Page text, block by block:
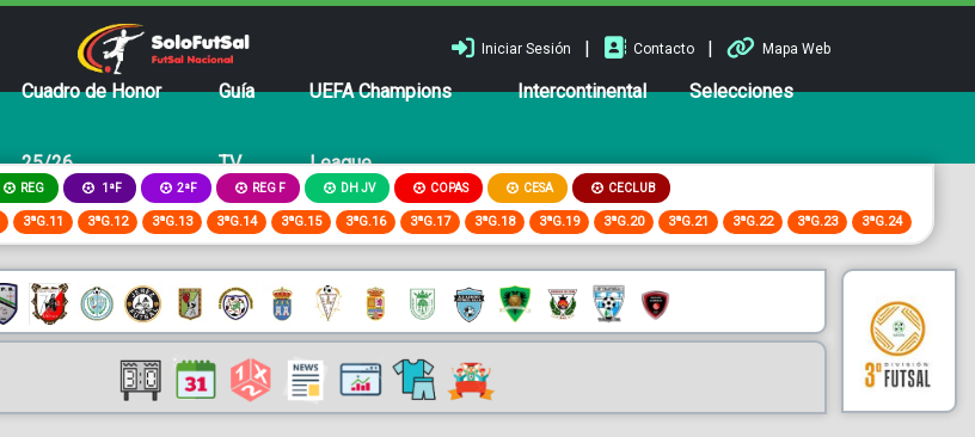
Iniciar Sesión | Contacto | Mapa Web
Cuadro de Honor
25/26
Guía
TV
UEFA Champions
League
Intercontinental Selecciones
REG 1ªF 2ªF REG F DH JV COPAS CESA CECLUB
3ªG.11 3ªG.12 3ªG.13 3ªG.14 3ªG.15 3ªG.16 3ªG.17 3ªG.18 3ªG.19 3ªG.20 3ªG.21 3ªG.22 3ªG.23 3ªG.24